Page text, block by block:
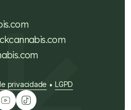
privacidade • LGPD